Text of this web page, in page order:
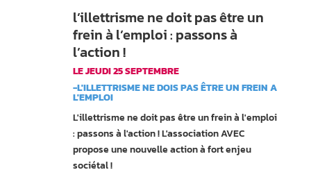
l’illettrisme ne doit pas être un
frein à l’emploi : passons à
l’action !
LE JEUDI 25 SEPTEMBRE
-L'ILLETTRISME NE DOIS PAS ÊTRE UN FREIN A
L'EMPLOI
L'illettrisme ne doit pas être un frein à l'emploi
: passons à l'action ! L'association AVEC
propose une nouvelle action à fort enjeu
sociétal !